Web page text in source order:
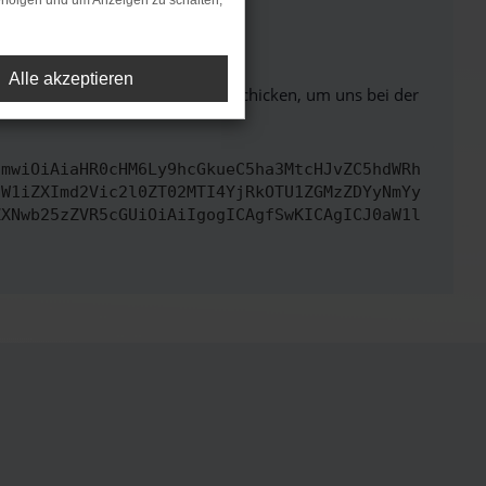
unterstützt werden.
Du kannst uns diesen Text schicken, um uns bei der
Alle akzeptieren